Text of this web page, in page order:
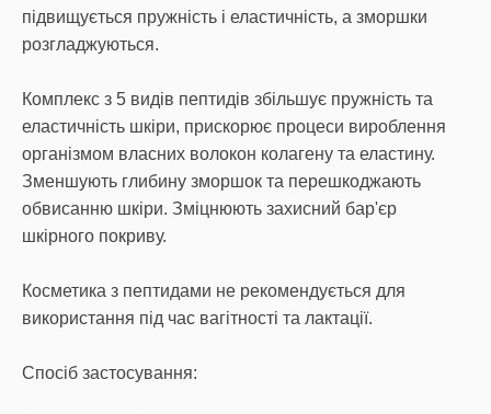
підвищується пружність і еластичність, а зморшки
розгладжуються.
Комплекс з 5 видів пептидів збільшує пружність та
еластичність шкіри, прискорює процеси вироблення
організмом власних волокон колагену та еластину.
Зменшують глибину зморшок та перешкоджають
обвисанню шкіри. Зміцнюють захисний бар'єр
шкірного покриву.
Косметика з пептидами не рекомендується для
використання під час вагітності та лактації.
Спосіб застосування: